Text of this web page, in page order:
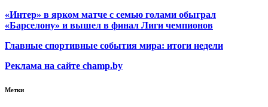
«Интер» в ярком матче с семью голами обыграл
«Барселону» и вышел в финал Лиги чемпионов
Главные спортивные события мира: итоги недели
Реклама на сайте champ.by
Метки